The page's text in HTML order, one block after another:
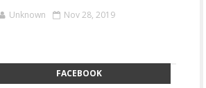
Unknown Nov 28, 2019
FACEBOOK